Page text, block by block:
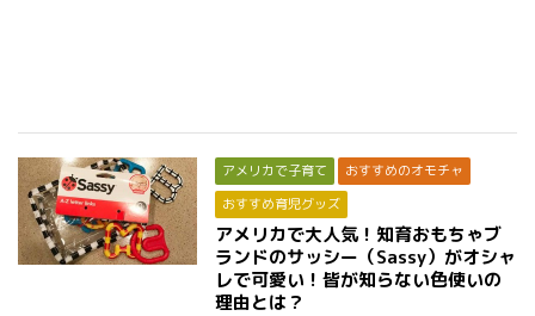
アメリカで子育て
おすすめのオモチャ
おすすめ育児グッズ
アメリカで大人気！知育おもちゃブ
ランドのサッシー（Sassy）がオシャ
レで可愛い！皆が知らない色使いの
理由とは？